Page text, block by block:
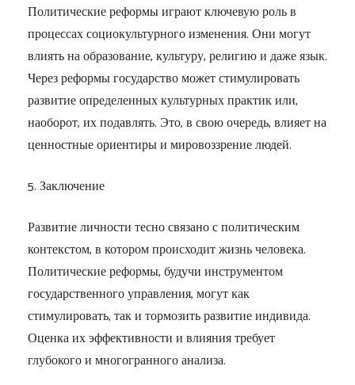
Политические реформы играют ключевую роль в
процессах социокультурного изменения. Они могут
влиять на образование, культуру, религию и даже язык.
Через реформы государство может стимулировать
развитие определенных культурных практик или,
наоборот, их подавлять. Это, в свою очередь, влияет на
ценностные ориентиры и мировоззрение людей.
5. Заключение
Развитие личности тесно связано с политическим
контекстом, в котором происходит жизнь человека.
Политические реформы, будучи инструментом
государственного управления, могут как
стимулировать, так и тормозить развитие индивида.
Оценка их эффективности и влияния требует
глубокого и многогранного анализа.